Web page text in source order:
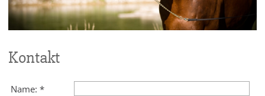
Kontakt
Name:*